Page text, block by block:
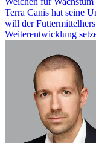
Terra Canis hat seine
will der
Weiterentwicklung